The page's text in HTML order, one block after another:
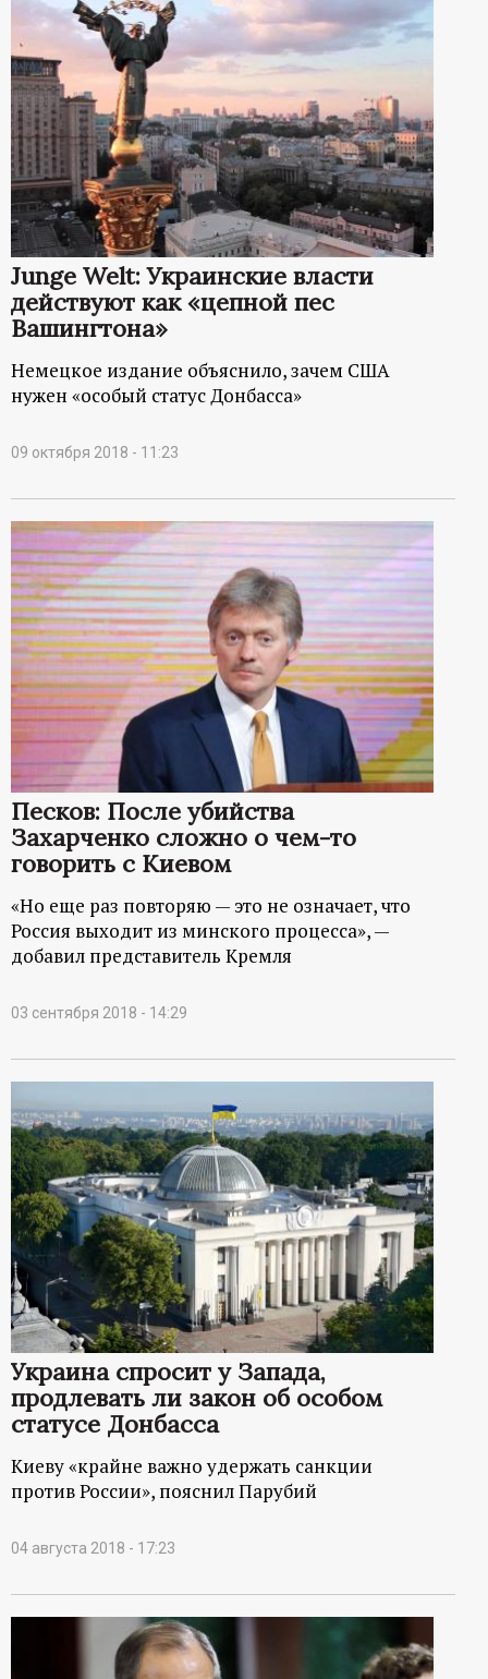
ы
й
п
о
р
т
а
л
Junge Welt: Украинские власти
действуют как «цепной пес
Вашингтона»
Немецкое издание объяснило, зачем США
нужен «особый статус Донбасса»
09 октября 2018 - 11:23
Песков: После убийства
Захарченко сложно о чем-то
говорить с Киевом
«Но еще раз повторяю — это не означает, что
Россия выходит из минского процесса», —
добавил представитель Кремля
03 сентября 2018 - 14:29
Украина спросит у Запада,
продлевать ли закон об особом
статусе Донбасса
Киеву «крайне важно удержать санкции
против России», пояснил Парубий
04 августа 2018 - 17:23